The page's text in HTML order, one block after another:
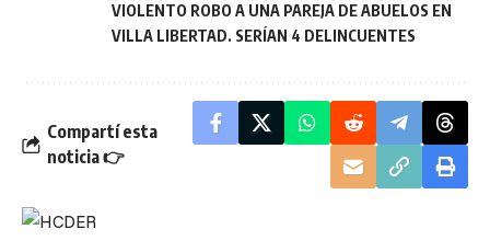
VIOLENTO ROBO A UNA PAREJA DE ABUELOS EN
VILLA LIBERTAD. SERÍAN 4 DELINCUENTES
Compartí esta
noticia 👉